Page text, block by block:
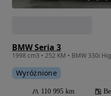
BMW Seria 3
Wyróżnione
110 995 km